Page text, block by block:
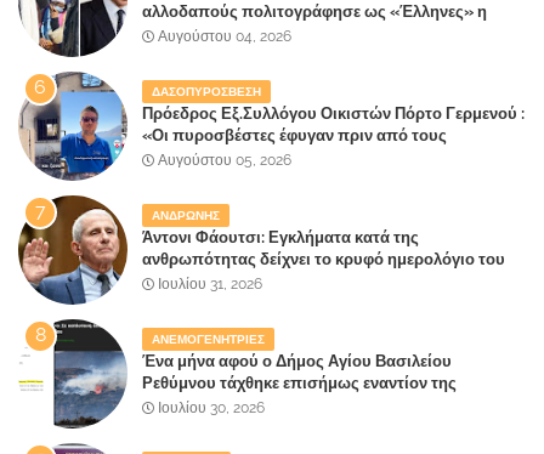
αλλοδαπούς πολιτογράφησε ως «Έλληνες» η
κυβέρνηση!
Αυγούστου 04, 2026
ΔΑΣΟΠΥΡΟΣΒΕΣΗ
Πρόεδρος Εξ.Συλλόγου Οικιστών Πόρτο Γερμενού :
«Οι πυροσβέστες έφυγαν πριν από τους
κατοίκους»
Αυγούστου 05, 2026
ΑΝΔΡΩΝΗΣ
Άντονι Φάουτσι: Εγκλήματα κατά της
ανθρωπότητας δείχνει το κρυφό ημερολόγιο του
«αγίου» της πανδημίας!
Ιουλίου 31, 2026
ΑΝΕΜΟΓΕΝΗΤΡΙΕΣ
Ένα μήνα αφού ο Δήμος Αγίου Βασιλείου
Ρεθύμνου τάχθηκε επισήμως εναντίον της
καταστροφής του τόπου τους από
Ιουλίου 30, 2026